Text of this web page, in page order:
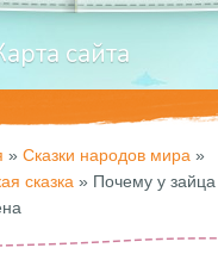
сайта
» Сказки народов мира »
сказка » Почему у зайца